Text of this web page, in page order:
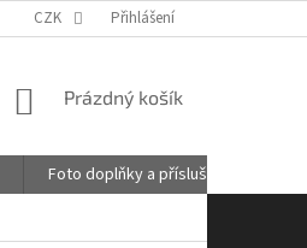
POŠTOVNÉ KONTAKTY
CZK Přihlášení
NÁKUPNÍ
Prázdný košík
Foto doplňky a příslušenství